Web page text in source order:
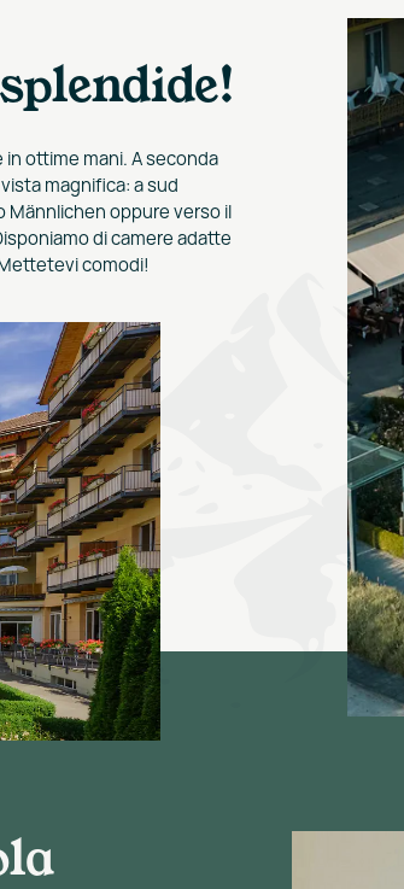
ottime mani. A seconda
magnifica: a sud
oppure verso il
di camere adatte
comodi!